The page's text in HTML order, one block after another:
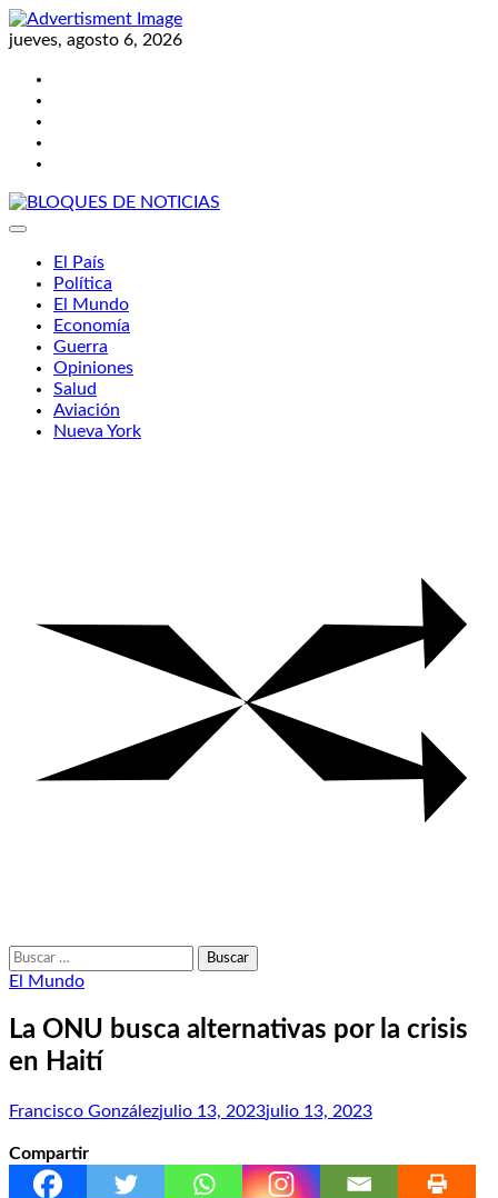
Skip
to
jueves, agosto 6, 2026
El País
Política
El Mundo
Economía
Guerra
Opiniones
Salud
Aviación
Nueva York
Buscar:
El Mundo
La ONU busca alternativas por la crisis
en Haití
Francisco Gonzálezjulio 13, 2023julio 13, 2023
Compartir